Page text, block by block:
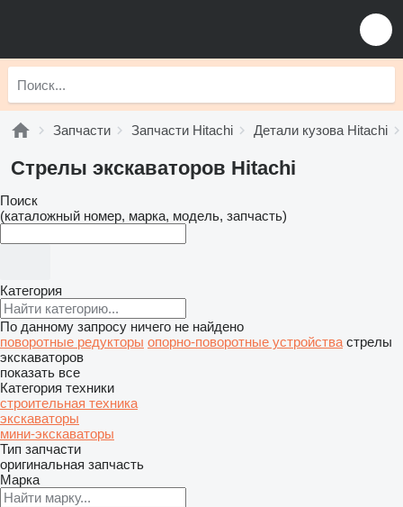
Запчасти Запчасти Hitachi Детали кузова Hitachi
Стрелы экскаваторов Hitachi
Поиск
(каталожный номер, марка, модель, запчасть)
Категория
По данному запросу ничего не найдено
поворотные редукторы опорно-поворотные устройства стрелы
экскаваторов
показать все
Категория техники
строительная техника
экскаваторы
мини-экскаваторы
Тип запчасти
оригинальная запчасть
Марка